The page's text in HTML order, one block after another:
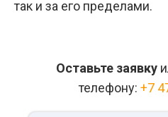
так и за его пределами.
Оставьте заявку
телефону: +7